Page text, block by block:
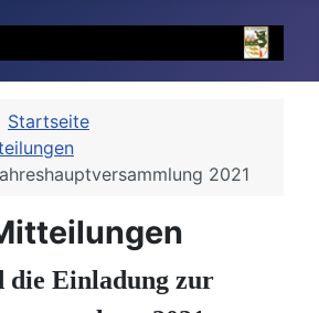
Startseite
2021
die Einladung zur